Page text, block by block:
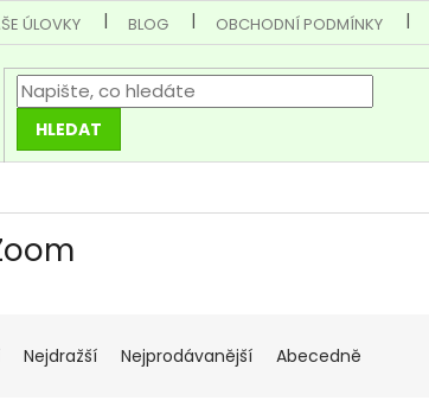
ÚLOVKY BLOG OBCHODNÍ PODMÍNKY
HLEDAT
Nejdražší Nejprodávanější Abecedně